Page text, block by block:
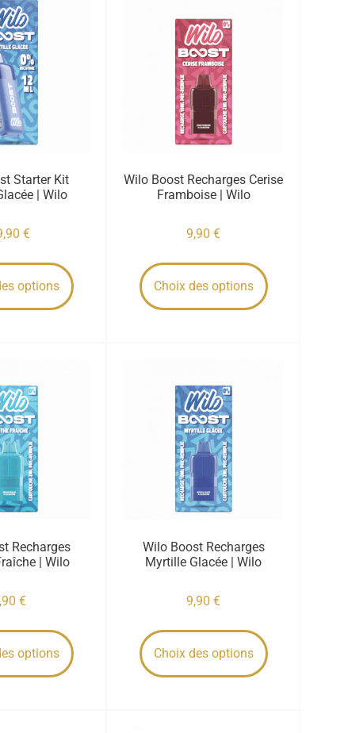
Starter Kit
| Wilo
€
options
Wilo Boost Recharges Cerise
Framboise | Wilo
9,90€
Choix des options
Recharges
| Wilo
€
options
Wilo Boost Recharges
Myrtille Glacée | Wilo
9,90€
Choix des options